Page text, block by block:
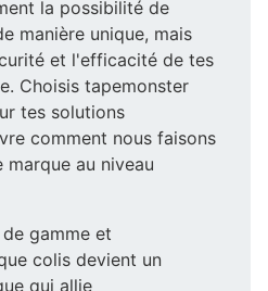
la possibilité de
manière unique, mais
et l'efficacité de tes
Choisis tapemonster
tes solutions
comment nous faisons
marque au niveau
gamme et
colis devient un
qui allie